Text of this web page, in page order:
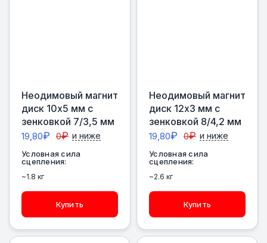
Неодимовый магнит
диск 10х5 мм с
зенковкой 7/3,5 мм
19,80₽ 0₽ и ниже
Условная сила
сцепления:
~1.8 кг
Купить
Неодимовый магнит
диск 12х3 мм с
зенковкой 8/4,2 мм
19,80₽ 0₽ и ниже
Условная сила
сцепления:
~2.6 кг
Купить